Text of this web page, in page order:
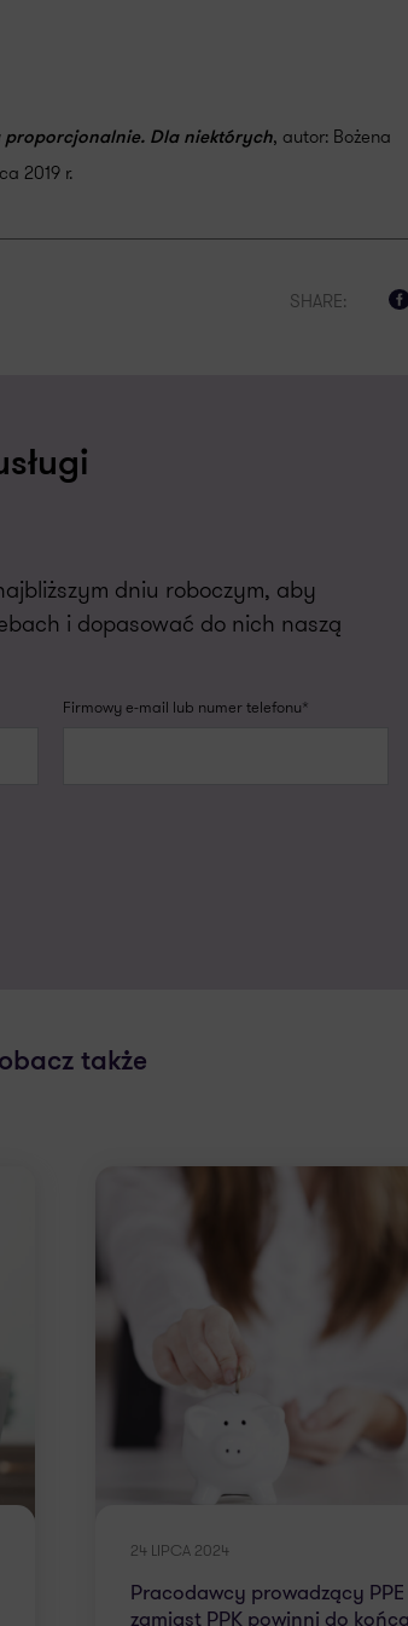
Dla niektórych, autor: Bożena
2019 r.
SHARE:
dniu roboczym, aby
i dopasować do nich naszą
Firmowy e-mail lub numer telefonu*
także
24 LIPCA 2024
Pracodawcy prowadzący PPE
zamiast PPK powinni do końca